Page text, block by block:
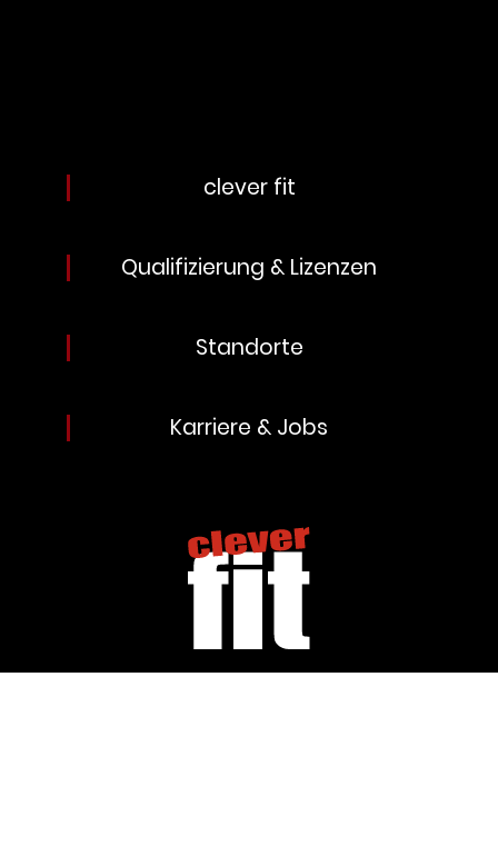
clever fit
Qualifizierung & Lizenzen
Standorte
Karriere & Jobs